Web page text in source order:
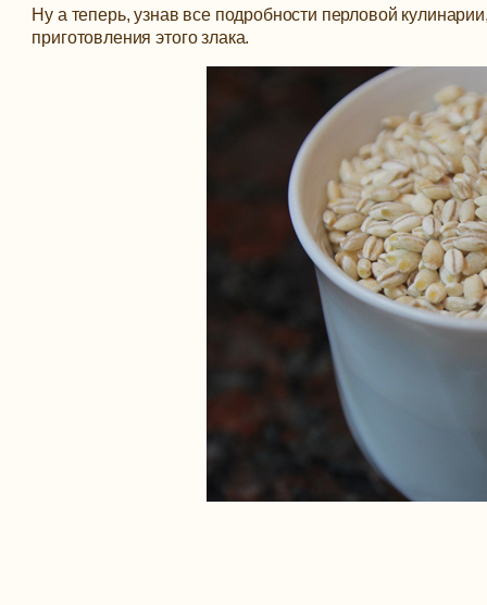
Ну а теперь, узнав все подробности перловой
приготовления этого злака.